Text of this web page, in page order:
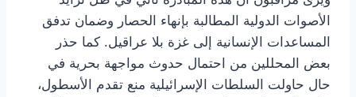
الأصوات الدولية المطالبة بإنهاء الحصار وضمان تدفق
المساعدات الإنسانية إلى غزة بلا عراقيل. كما حذر
بعض المحللين من احتمال حدوث مواجهة بحرية في
حال حاولت السلطات الإسرائيلية منع تقدم الأسطول،